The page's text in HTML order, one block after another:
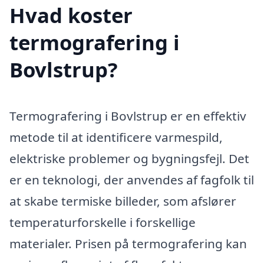
Hvad koster
termografering i
Bovlstrup?
Termografering i Bovlstrup er en effektiv
metode til at identificere varmespild,
elektriske problemer og bygningsfejl. Det
er en teknologi, der anvendes af fagfolk til
at skabe termiske billeder, som afslører
temperaturforskelle i forskellige
materialer. Prisen på termografering kan